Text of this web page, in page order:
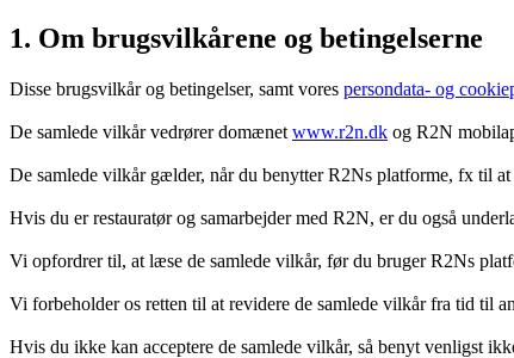
1. Om brugsvilkårene og betingelserne
Disse brugsvilkår og betingelser, samt vores persondata- og
De samlede vilkår vedrører domænet www.r2n.dk og R2N
De samlede vilkår gælder, når du benytter R2Ns platforme, fx til
Hvis du er restauratør og samarbejder med R2N, er du også
Vi opfordrer til, at læse de samlede vilkår, før du bruger R2Ns
Vi forbeholder os retten til at revidere de samlede vilkår fra tid til
Hvis du ikke kan acceptere de samlede vilkår, så benyt venligst